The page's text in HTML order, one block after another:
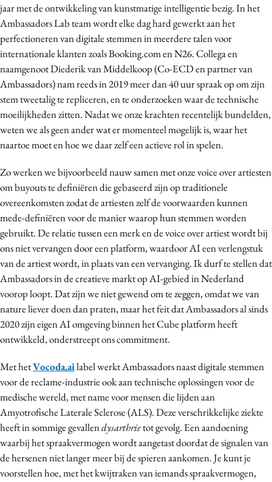
jaar met de ontwikkeling van kunstmatige intelligentie bezig. In het
Ambassadors Lab team wordt elke dag hard gewerkt aan het
perfectioneren van digitale stemmen in meerdere talen voor
internationale klanten zoals Booking.com en N26. Collega en
naamgenoot Diederik van Middelkoop (Co-ECD en partner van
Ambassadors) nam reeds in 2019 meer dan 40 uur spraak op om zijn
stem tweetalig te repliceren, en te onderzoeken waar de technische
moeilijkheden zitten. Nadat we onze krachten recentelijk bundelden,
weten we als geen ander wat er momenteel mogelijk is, waar het
naartoe moet en hoe we daar zelf een actieve rol in spelen.
Zo werken we bijvoorbeeld nauw samen met onze voice over artiesten
om buyouts te definiëren die gebaseerd zijn op traditionele
overeenkomsten zodat de artiesten zelf de voorwaarden kunnen
mede-definiëren voor de manier waarop hun stemmen worden
gebruikt. De relatie tussen een merk en de voice over artiest wordt bij
ons niet vervangen door een platform, waardoor AI een verlengstuk
van de artiest wordt, in plaats van een vervanging. Ik durf te stellen dat
Ambassadors in de creatieve markt op AI-gebied in Nederland
voorop loopt. Dat zijn we niet gewend om te zeggen, omdat we van
nature liever doen dan praten, maar het feit dat Ambassadors al sinds
2020 zijn eigen AI omgeving binnen het Cube platform heeft
ontwikkeld, onderstreept ons commitment.
Met hetVocoda.ailabel werkt Ambassadors naast digitale stemmen
voor de reclame-industrie ook aan technische oplossingen voor de
medische wereld, met name voor mensen die lijden aan
Amyotrofische Laterale Sclerose (ALS). Deze verschrikkelijke ziekte
heeft in sommige gevallendysarthrietot gevolg. Een aandoening
waarbij het spraakvermogen wordt aangetast doordat de signalen van
de hersenen niet langer meer bij de spieren aankomen. Je kunt je
voorstellen hoe, met het kwijtraken van iemands spraakvermogen,